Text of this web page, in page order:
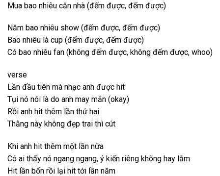
Mua bao nhiêu căn nhà (đếm được, đếm được)
Năm bao nhiêu show (đếm được, đếm được)
Bao nhiêu là cup (đếm được, đếm được)
Có bao nhiêu fan (không đếm được, không đếm được, whoo)
verse
Lần đầu tiên mà nhạc anh được hit
Tụi nó nói là do anh may mắn (okay)
Rồi anh hit thêm lần thứ hai
Thằng này không đẹp trai thì cút
Khi anh hit thêm một lần nữa
Có ai thấy nó ngang ngang, ý kiến riêng không hay lắm
Hit lần bốn rồi lại hit tới lần năm